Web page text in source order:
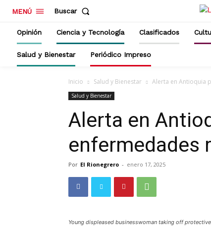
MENÚ Buscar
Opinión Ciencia y Tecnología Clasificados
Salud y Bienestar Periódico Impreso
Inicio Salud y Bienestar Alerta en Antioquia
Salud y Bienestar
Alerta en
enfermedades
Por El Rionegrero - enero 17, 2025
Young displeased businesswoman taking off